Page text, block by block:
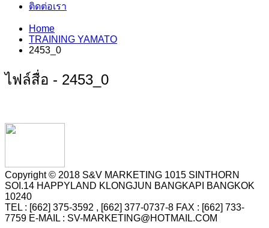
ติดต่อเรา
Home
TRAINING YAMATO
2453_0
ไฟล์สื่อ - 2453_0
Copyright © 2018 S&V MARKETING 1015 SINTHORN
SOI.14 HAPPYLAND KLONGJUN BANGKAPI BANGKOK
10240
TEL : [662] 375-3592 , [662] 377-0737-8 FAX : [662] 733-
7759 E-MAIL : SV-MARKETING@HOTMAIL.COM